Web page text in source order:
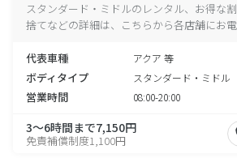
スタンダード・ミドルのレンタル、お得な
捨てなどの詳細は、こちらから各店舗にお電
代表車種 アクア 等
ボディタイプ スタンダード・ミドル
営業時間 08:00-20:00
3～6時間まで7,150円
免責補償制度1,100円